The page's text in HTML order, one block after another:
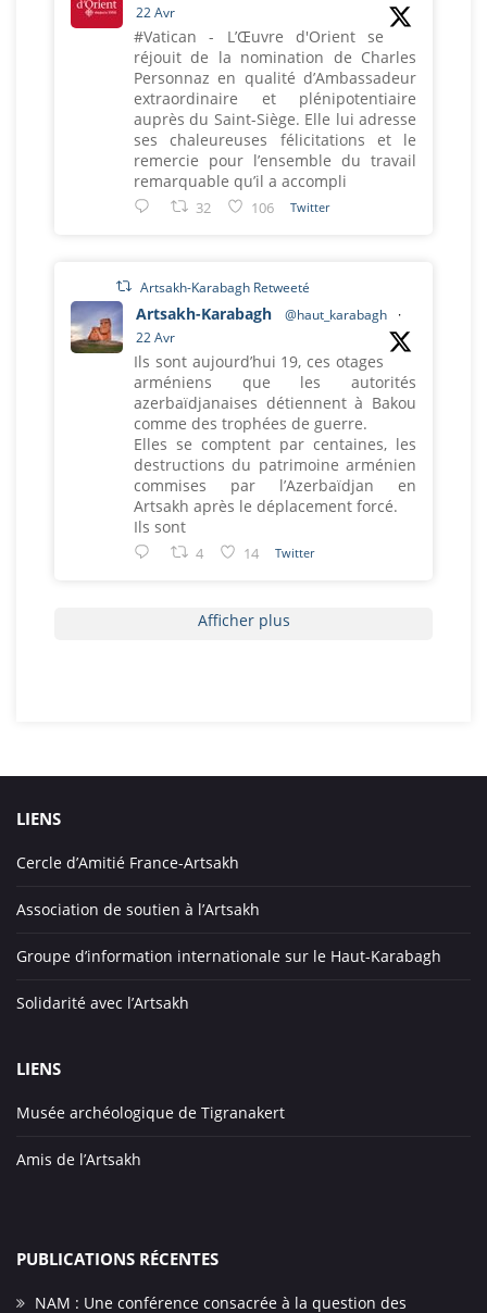
22 Avr
#Vatican - L’Œuvre d'Orient se
réjouit de la nomination de Charles
Personnaz en qualité d’Ambassadeur
extraordinaire et plénipotentiaire
auprès du Saint-Siège. Elle lui adresse
ses chaleureuses félicitations et le
remercie pour l’ensemble du travail
remarquable qu’il a accompli
32 106 Twitter
Artsakh-Karabagh Retweeté
Artsakh-Karabagh @haut_karabagh
·
22 Avr
Ils sont aujourd’hui 19, ces otages
arméniens que les autorités
azerbaïdjanaises détiennent à Bakou
comme des trophées de guerre.
Elles se comptent par centaines, les
destructions du patrimoine arménien
commises par l’Azerbaïdjan en
Artsakh après le déplacement forcé.
Ils sont
4 14 Twitter
Afficher plus
LIENS
Cercle d’Amitié France-Artsakh
Association de soutien à l’Artsakh
Groupe d’information internationale sur le Haut-Karabagh
Solidarité avec l’Artsakh
LIENS
Musée archéologique de Tigranakert
Amis de l’Artsakh
PUBLICATIONS RÉCENTES
NAM : Une conférence consacrée à la question des